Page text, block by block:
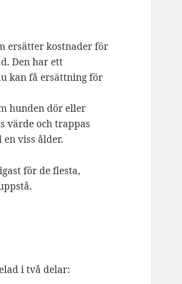
ersätter kostnader för
Den har ett
kan få ersättning för
hunden dör eller
värde och trappas
viss ålder.
för de flesta,
i två delar: